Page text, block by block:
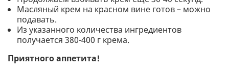
Масляный крем на красном вине готов – можно
подавать.
Из указанного количества ингредиентов
получается 380-400 г крема.
Приятного аппетита!